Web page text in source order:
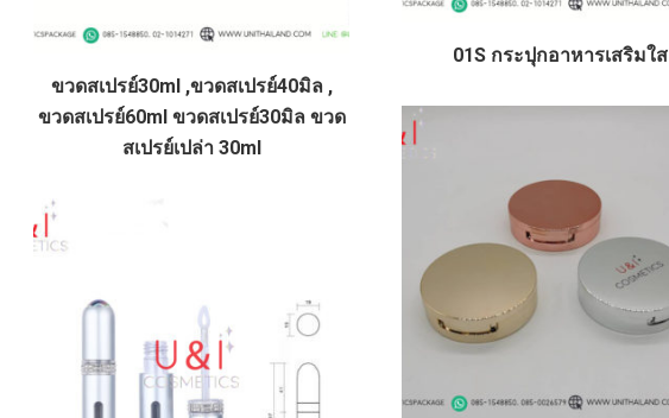
01S กระปุกอาหารเสริมใส
ขวดสเปรย์30ml ,ขวดสเปรย์40มิล ,
ขวดสเปรย์60ml ขวดสเปรย์30มิล ขวด
สเปรย์เปล่า 30ml